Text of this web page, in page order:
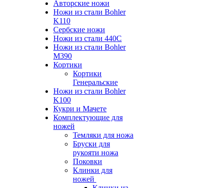
Авторские ножи
Ножи из стали Bohler
K110
Сербские ножи
Ножи из стали 440С
Ножи из стали Bohler
M390
Кортики
Кортики
Генеральские
Ножи из стали Bohler
K100
Кукри и Мачете
Комплектующие для
ножей
Темляки для ножа
Бруски для
рукояти ножа
Поковки
Клинки для
ножей